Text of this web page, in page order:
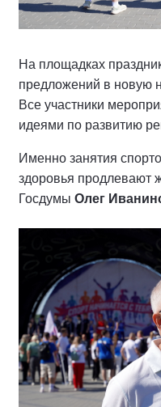
На площадках
предложений в новую
Все участники
идеями по развитию
Именно занятия
здоровья продлевают
Госдумы Олег